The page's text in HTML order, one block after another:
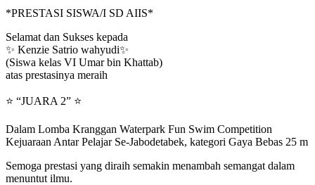
*PRESTASI SISWA/I SD AIIS*
Selamat dan Sukses kepada
✨ Kenzie Satrio wahyudi✨
(Siswa kelas VI Umar bin Khattab)
atas prestasinya meraih
⭐ “JUARA 2” ⭐
Dalam Lomba Kranggan Waterpark Fun Swim Competition
Kejuaraan Antar Pelajar Se-Jabodetabek, kategori Gaya Bebas 25 m
Semoga prestasi yang diraih semakin menambah semangat dalam
menuntut ilmu.